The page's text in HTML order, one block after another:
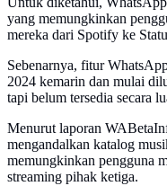
yang memungkinkan
mereka dari Spotify ke
Sebenarnya, fitur
2024 kemarin dan mulai
tapi belum tersedia secara
Menurut laporan
mengandalkan katalog
memungkinkan pengguna
streaming pihak ketiga.